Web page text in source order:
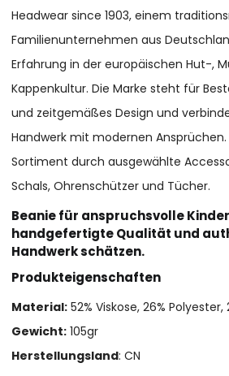
Headwear since 1903, einem
Familienunternehmen aus
Erfahrung in der europäischen Hut-,
Kappenkultur. Die Marke steht für
und zeitgemäßes Design und
Handwerk mit modernen Ansprüchen.
Sortiment durch ausgewählte
Schals, Ohrenschützer und Tücher.
Beanie für anspruchsvolle
handgefertigte Qualität und
Handwerk schätzen.
Produkteigenschaften
Material: 52% Viskose, 26% Polyester,
Gewicht: 105gr
Herstellungsland: CN